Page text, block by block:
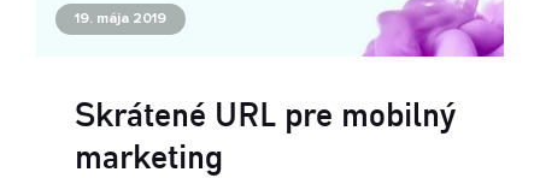
19. mája 2019
Skrátené URL pre mobilný
marketing